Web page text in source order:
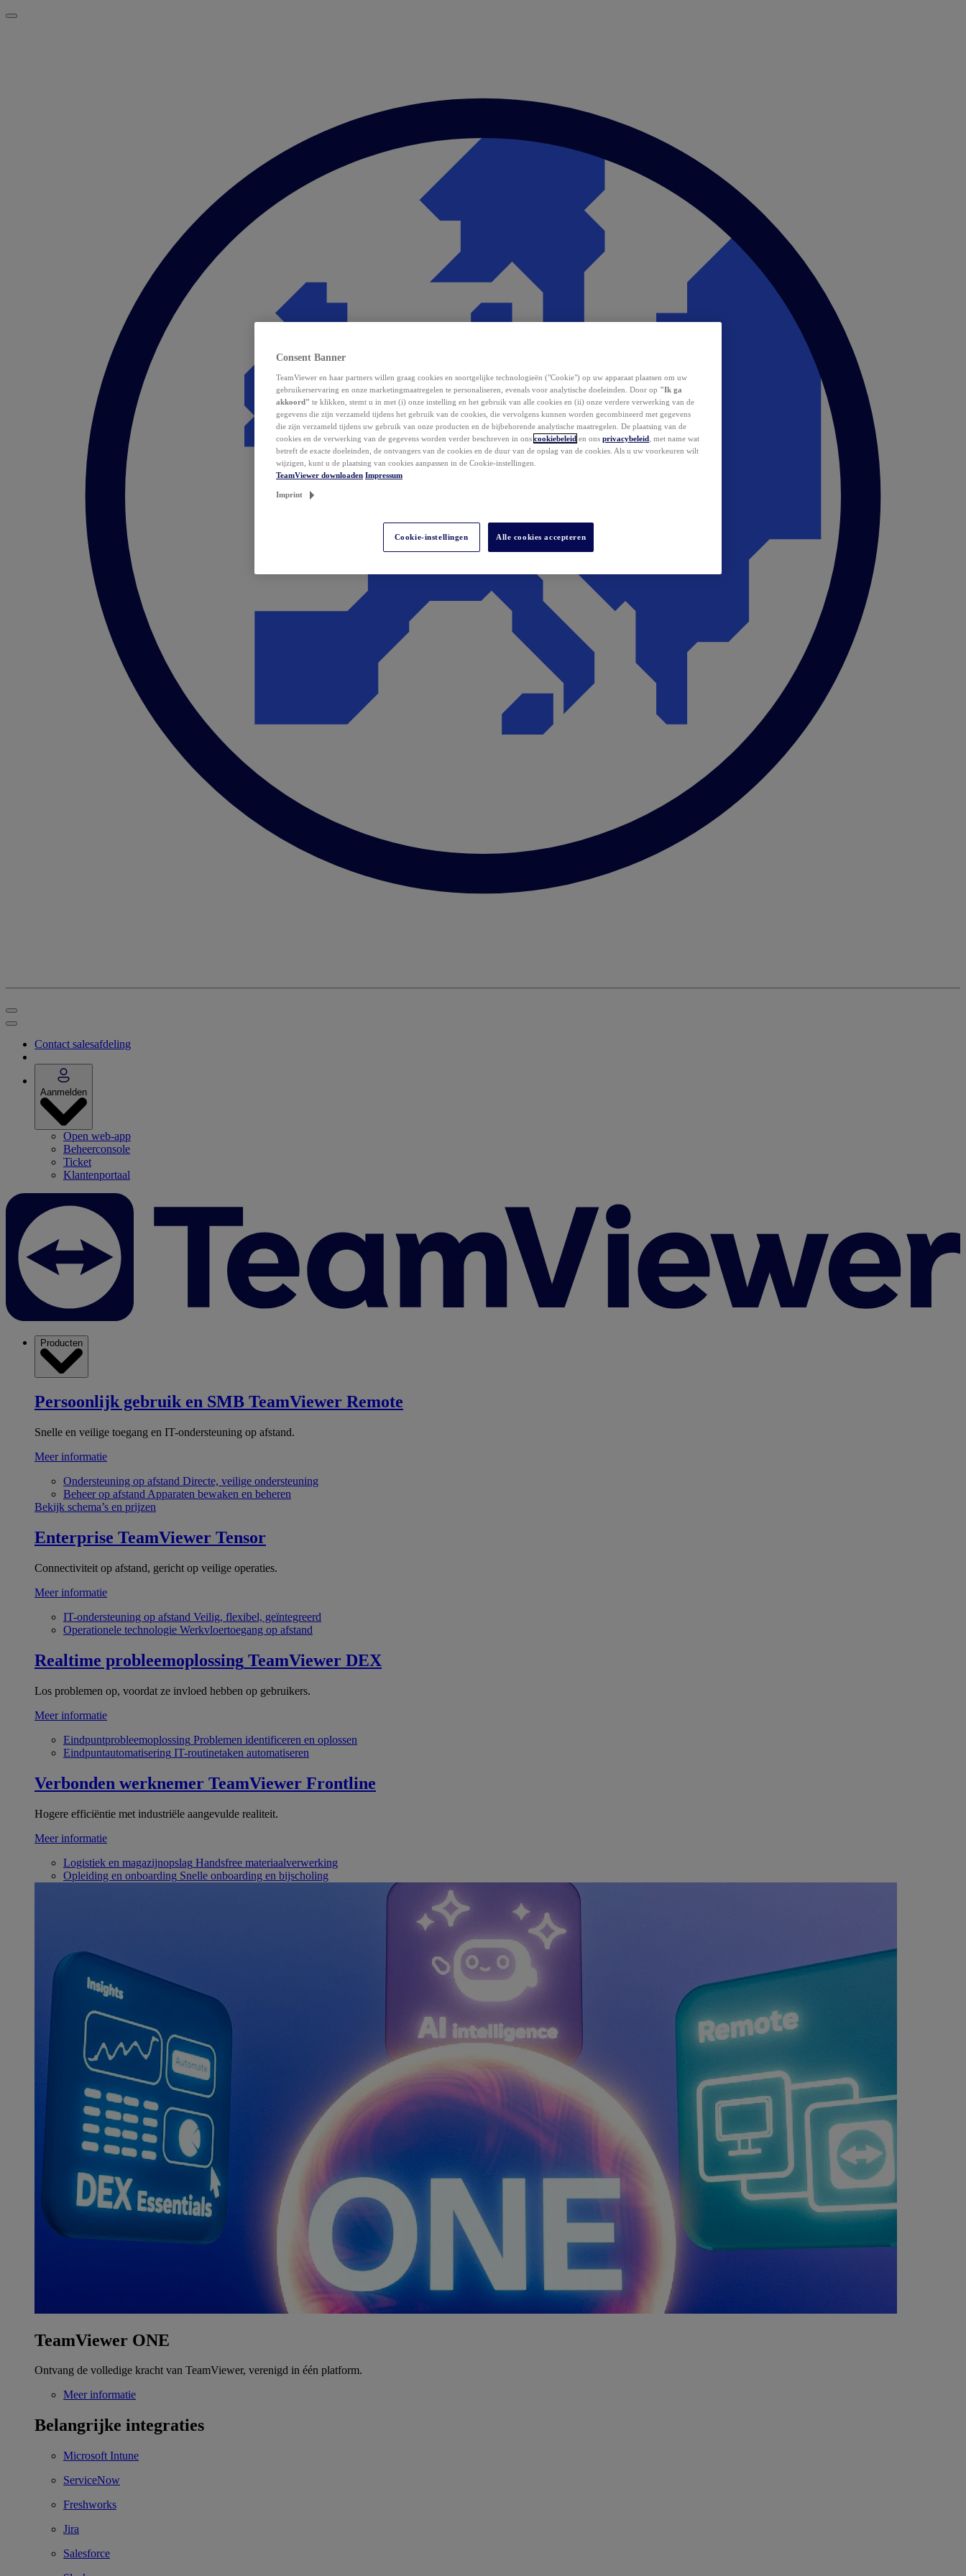
Contact salesafdeling
Aanmelden
Open web-app
Beheerconsole
Ticket
Klantenportaal
Producten
Persoonlijk gebruik en SMB TeamViewer Remote
Snelle en veilige toegang en IT-ondersteuning op afstand.
Meer informatie
Ondersteuning op afstand Directe, veilige ondersteuning
Beheer op afstand Apparaten bewaken en beheren
Bekijk schema’s en prijzen
Enterprise TeamViewer Tensor
Connectiviteit op afstand, gericht op veilige operaties.
Meer informatie
IT-ondersteuning op afstand Veilig, flexibel, geïntegreerd
Operationele technologie Werkvloertoegang op afstand
Realtime probleemoplossing TeamViewer DEX
Los problemen op, voordat ze invloed hebben op gebruikers.
Meer informatie
Eindpuntprobleemoplossing Problemen identificeren en oplossen
Eindpuntautomatisering IT-routinetaken automatiseren
Verbonden werknemer TeamViewer Frontline
Hogere efficiëntie met industriële aangevulde realiteit.
Meer informatie
Logistiek en magazijnopslag Handsfree materiaalverwerking
Opleiding en onboarding Snelle onboarding en bijscholing
TeamViewer ONE
Ontvang de volledige kracht van TeamViewer, verenigd in één platform.
Meer informatie
Belangrijke integraties
Microsoft Intune
ServiceNow
Freshworks
Jira
Salesforce
Consent Banner
TeamViewer en haar partners willen graag cookies en soortgelijke technologieën ("Cookie") op uw apparaat plaatsen om uw
gebruikerservaring en onze marketingmaatregelen te personaliseren, evenals voor analytische doeleinden. Door op "Ik ga
akkoord" te klikken, stemt u in met (i) onze instelling en het gebruik van alle cookies en (ii) onze verdere verwerking van de
gegevens die zijn verzameld tijdens het gebruik van de cookies, die vervolgens kunnen worden gecombineerd met gegevens
die zijn verzameld tijdens uw gebruik van onze producten en de bijbehorende analytische maatregelen. De plaatsing van de
cookies en de verwerking van de gegevens worden verder beschreven in ons cookiebeleid en ons privacybeleid , met name wat
betreft de exacte doeleinden, de ontvangers van de cookies en de duur van de opslag van de cookies. Als u uw voorkeuren wilt
wijzigen, kunt u de plaatsing van cookies aanpassen in de Cookie-instellingen.
TeamViewer downloaden Impressum
Imprint
Cookie-instellingen Alle cookies accepteren